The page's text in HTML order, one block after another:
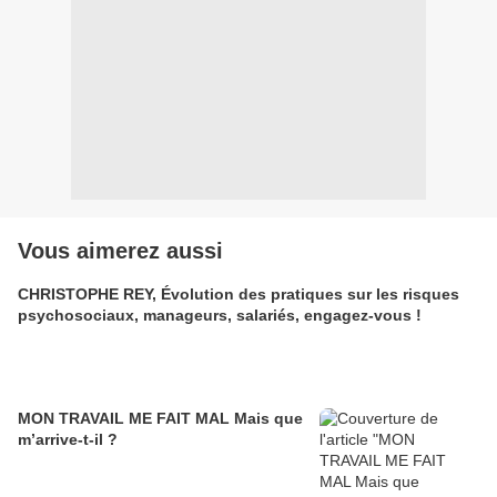
Vous aimerez aussi
CHRISTOPHE REY, Évolution des pratiques sur les risques
psychosociaux, manageurs, salariés, engagez-vous !
MON TRAVAIL ME FAIT MAL Mais que
m’arrive-t-il ?